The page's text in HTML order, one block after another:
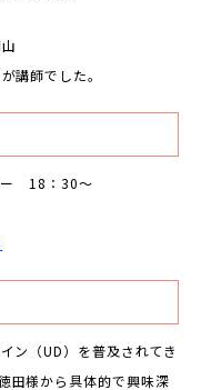
講師でした。
ー 18：30～
ン（UD）を普及されてき
田様から具体的で興味深